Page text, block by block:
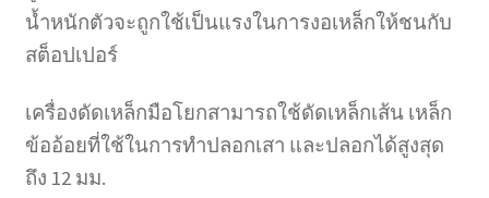
น้ำหนักตัวจะถูกใช้เป็นแรงในการงอเหล็กให้ชนกับ
สต็อปเปอร์
เครื่องดัดเหล็กมือโยกสามารถใช้ดัดเหล็กเส้น เหล็ก
ข้ออ้อยที่ใช้ในการทำปลอกเสา และปลอกได้สูงสุด
ถึง 12 มม.